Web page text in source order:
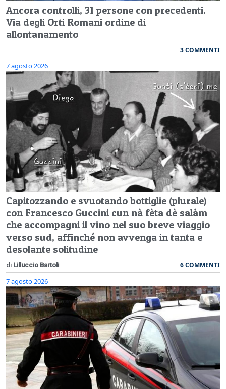
Ancora controlli, 31 persone con precedenti.
Via degli Orti Romani ordine di
allontanamento
3 COMMENTI
7 agosto 2026
Capitozzando e svuotando bottiglie (plurale)
con Francesco Guccini cun nà fèta dè salàm
che accompagni il vino nel suo breve viaggio
verso sud, affinché non avvenga in tanta e
desolante solitudine
di Lilluccio Bartoli 6 COMMENTI
7 agosto 2026